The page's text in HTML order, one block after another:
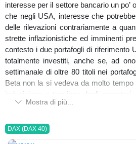
interesse per il settore bancario un po’
che negli USA, interesse che
delle rilevazioni contrariamente a
strette inflazionistiche ed imminenti
contesto i due portafogli di riferimento
totalmente investiti, anche se, ad
settimanale di oltre 80 titoli nei
Beta non la si vedeva da molto
indecisione e tensione degli operatori,
tuttavia essere ampiamente
della prima settimana dell'anno.
Mostra di più...
DAX (DAX 40)